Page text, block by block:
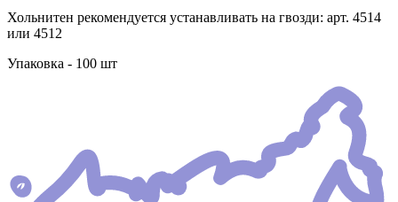
Хольнитен рекомендуется устанавливать на гвозди: арт. 4514
или 4512
Упаковка - 100 шт